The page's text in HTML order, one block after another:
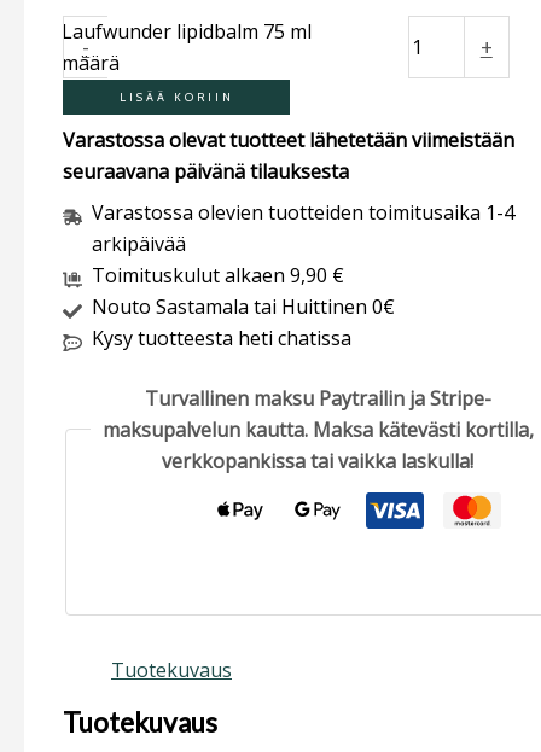
-
Laufwunder lipidbalm 75 ml
määrä
+
LISÄÄ KORIIN
Varastossa olevat tuotteet lähetetään viimeistään
seuraavana päivänä tilauksesta
Varastossa olevien tuotteiden toimitusaika 1-4
arkipäivää
Toimituskulut alkaen 9,90 €
Nouto Sastamala tai Huittinen 0€
Kysy tuotteesta heti chatissa
Turvallinen maksu Paytrailin ja Stripe-
maksupalvelun kautta. Maksa kätevästi kortilla,
verkkopankissa tai vaikka laskulla!
Tuotekuvaus
Tuotekuvaus